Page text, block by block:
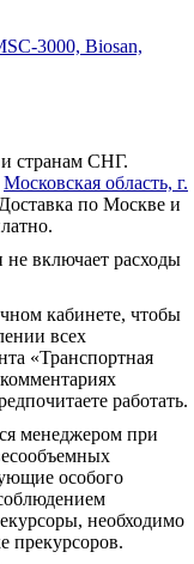
3000, Biosan,
и странам СНГ.
Московская область, г.
по Москве и
не включает расходы
кабинете, чтобы
всех
«Транспортная
работать.
менеджером при
особого
необходимо
прекурсоров.